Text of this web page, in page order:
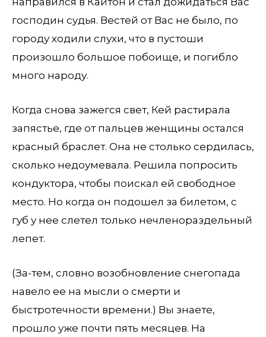
господин судья. Вестей от Вас не было, по
городу ходили слухи, что в пустоши
произошло большое побоище, и погибло
много народу.
Когда снова зажегся свет, Кей растирала
запястье, где от пальцев женщины остался
красный браслет. Она не столько сердилась,
сколько недоумевала. Решила попросить
кондуктора, чтобы поискал ей свободное
место. Но когда он подошел за билетом, с
губ у нее слетел только нечленораздельный
лепет.
(За-тем, словно возобновление снегопада
навело ее на мысли о смерти и
быстротечности времени.) Вы знаете,
прошло уже почти пять месяцев. На